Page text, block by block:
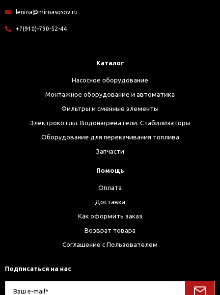
lenina@mirnasosov.ru
+7(910)-790-52-44
Каталог
Насосное оборудование
Монтажное оборудование и автоматика
Фильтры и сменные элементы
Электрокотлы. Водонагреватели. Стабилизаторы
Оборудование для перекачивания топлива
Запчасти
Помощь
Оплата
Доставка
Как оформить заказ
Возврат товара
Соглашение с Пользователем
Подписаться на нас